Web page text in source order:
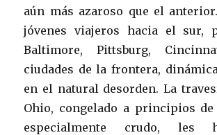
aún más azaroso que el
jóvenes viajeros hacia el sur,
Baltimore, Pittsburg,
ciudades de la frontera,
en el natural desorden. La
Ohio, congelado a principios
especialmente crudo, les